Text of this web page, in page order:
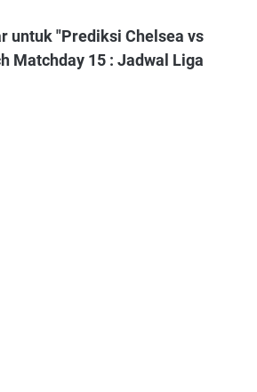
untuk "Prediksi Chelsea vs
Matchday 15 : Jadwal Liga